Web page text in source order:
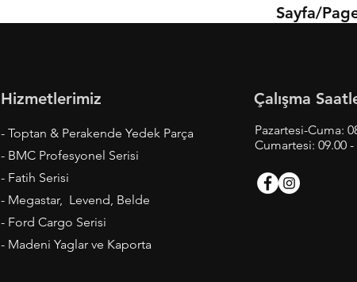
Sayfa/
Hizmetlerimiz
- Toptan & Perakende Yedek Parça
- BMC Profesyonel Serisi
- Fatih Serisi
- Megastar, Levend, Belde
- Ford Cargo Serisi
- Madeni Yaglar ve Kaporta
Çalışma
Pazartesi-Cuma:
Cumartesi: 09.00 -